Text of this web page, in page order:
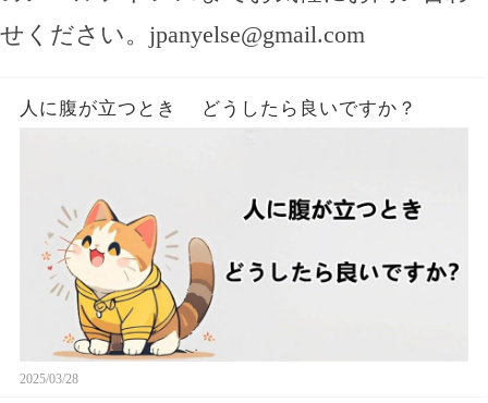
せください。 jpanyelse@gmail.com
人に腹が立つとき どうしたら良いですか？
2025/03/28